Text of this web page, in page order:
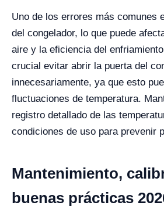
Uno de los errores más comunes
del congelador, lo que puede
aire y la eficiencia del
crucial evitar abrir la puerta del
innecesariamente, ya que esto
fluctuaciones de temperatura.
registro detallado de las
condiciones de uso para prevenir
Mantenimiento,
buenas prácticas